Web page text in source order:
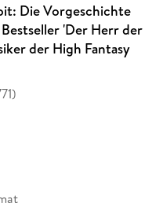
Die Vorgeschichte
'Der Herr der
der High Fantasy
)